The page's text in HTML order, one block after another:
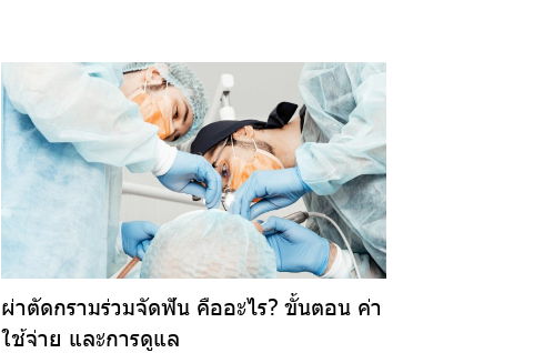
ผ่าตัดกรามร่วมจัดฟัน คืออะไร? ขั้นตอน ค่า
ใช้จ่าย และการดูแล